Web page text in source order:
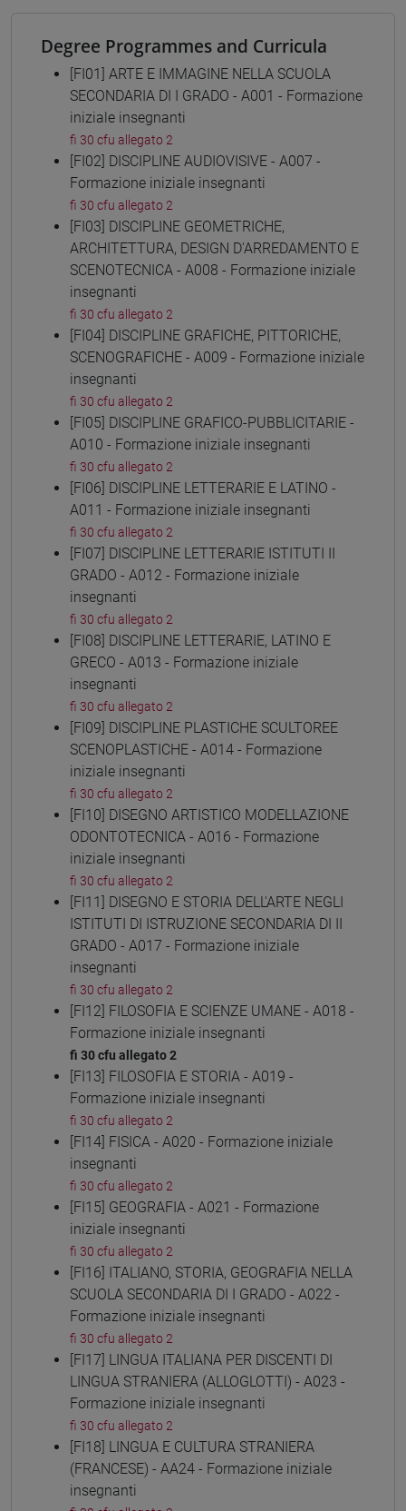
Degree Programmes and Curricula
[FI01] ARTE E IMMAGINE NELLA SCUOLA
SECONDARIA DI I GRADO - A001 - Formazione
iniziale insegnanti
fi 30 cfu allegato 2
[FI02] DISCIPLINE AUDIOVISIVE - A007 -
Formazione iniziale insegnanti
fi 30 cfu allegato 2
[FI03] DISCIPLINE GEOMETRICHE,
ARCHITETTURA, DESIGN D'ARREDAMENTO E
SCENOTECNICA - A008 - Formazione iniziale
insegnanti
fi 30 cfu allegato 2
[FI04] DISCIPLINE GRAFICHE, PITTORICHE,
SCENOGRAFICHE - A009 - Formazione iniziale
insegnanti
fi 30 cfu allegato 2
[FI05] DISCIPLINE GRAFICO-PUBBLICITARIE -
A010 - Formazione iniziale insegnanti
fi 30 cfu allegato 2
[FI06] DISCIPLINE LETTERARIE E LATINO -
A011 - Formazione iniziale insegnanti
fi 30 cfu allegato 2
[FI07] DISCIPLINE LETTERARIE ISTITUTI II
GRADO - A012 - Formazione iniziale
insegnanti
fi 30 cfu allegato 2
[FI08] DISCIPLINE LETTERARIE, LATINO E
GRECO - A013 - Formazione iniziale
insegnanti
fi 30 cfu allegato 2
[FI09] DISCIPLINE PLASTICHE SCULTOREE
SCENOPLASTICHE - A014 - Formazione
iniziale insegnanti
fi 30 cfu allegato 2
[FI10] DISEGNO ARTISTICO MODELLAZIONE
ODONTOTECNICA - A016 - Formazione
iniziale insegnanti
fi 30 cfu allegato 2
[FI11] DISEGNO E STORIA DELL'ARTE NEGLI
ISTITUTI DI ISTRUZIONE SECONDARIA DI II
GRADO - A017 - Formazione iniziale
insegnanti
fi 30 cfu allegato 2
[FI12] FILOSOFIA E SCIENZE UMANE - A018 -
Formazione iniziale insegnanti
fi 30 cfu allegato 2
[FI13] FILOSOFIA E STORIA - A019 -
Formazione iniziale insegnanti
fi 30 cfu allegato 2
[FI14] FISICA - A020 - Formazione iniziale
insegnanti
fi 30 cfu allegato 2
[FI15] GEOGRAFIA - A021 - Formazione
iniziale insegnanti
fi 30 cfu allegato 2
[FI16] ITALIANO, STORIA, GEOGRAFIA NELLA
SCUOLA SECONDARIA DI I GRADO - A022 -
Formazione iniziale insegnanti
fi 30 cfu allegato 2
[FI17] LINGUA ITALIANA PER DISCENTI DI
LINGUA STRANIERA (ALLOGLOTTI) - A023 -
Formazione iniziale insegnanti
fi 30 cfu allegato 2
[FI18] LINGUA E CULTURA STRANIERA
(FRANCESE) - AA24 - Formazione iniziale
insegnanti